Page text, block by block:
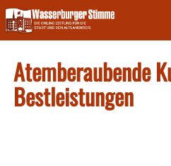
Skip
to
content
Atemberaubende
Bestleistungen